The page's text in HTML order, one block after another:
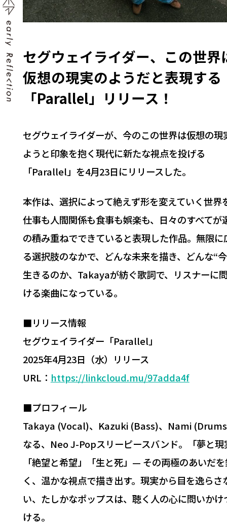
セグウェイライダー、この世界
仮想の現実のようだと表現する
「Parallel」リリース！
セグウェイライダーが、今のこの世界は仮想の現
ようと印象を抱く現代に新たな視点を投げる
「Parallel」を4月23日にリリースした。
本作は、選択によって絶えず形を変えていく世界
仕事も人間関係も食事も娯楽も、日々のすべてが
の積み重ねでできていると表現した作品。無限に
る選択肢のなかで、どんな未来を描き、どんな“
生きるのか、Takayaが紡ぐ歌詞で、リスナーに
ける楽曲になっている。
■リリース情報
セグウェイライダー「Parallel」
2025年4月23日（水）リリース
URL： https://linkcloud.mu/97adda4f
■プロフィール
Takaya (Vocal)、Kazuki (Bass)、Nami
なる、Neo J-Popスリーピースバンド。「夢と現
「絶望と希望」「生と死」— その両極のあいだ
く、温かな視点で描き出す。現実から目を逸らさ
い、たしかなポップスは、聴く人の心に問いかけ
ける。